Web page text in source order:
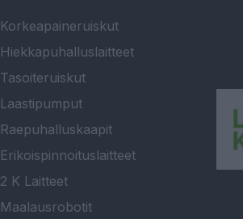
Korkeapaineruiskut
Hiekkapuhalluslaitteet
Tasoiteruiskut
Laastipumput
Raepuhalluskaapit
Erikoispinnoituslaitteet
2 K Laitteet
Maalausrobotit